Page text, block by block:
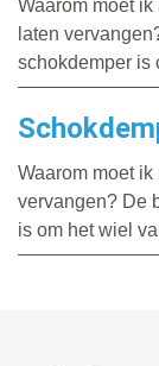
Waarom moet
laten
schokdemper is
Waarom moet
vervangen? De
is om het wiel